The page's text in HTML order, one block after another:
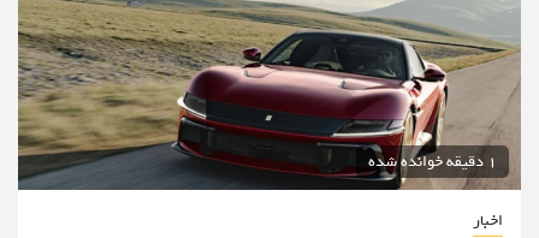
1 دقیقه خوانده شده
اخبار